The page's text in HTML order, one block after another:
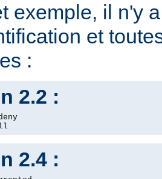
exemple, il n'y
et
:
2.2 :
2.4 :